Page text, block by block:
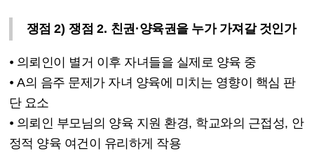
쟁점2)쟁점 2. 친권 ·양육권을 누가 가져갈 것인가
⦁ 의뢰인이 별거 이후 자녀들을 실제로 양육 중
⦁ A의 음주 문제가 자녀 양육에 미치는 영향이 핵심 판
단 요소
⦁ 의뢰인 부모님의 양육 지원 환경, 학교와의 근접성, 안
정적 양육 여건이 유리하게 작용